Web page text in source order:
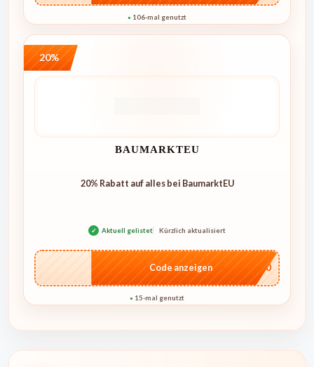
● 106-mal genutzt
20%
BAUMARKTEU
20% Rabatt auf alles bei BaumarktEU
✓ Aktuell gelistet Kürzlich aktualisiert
…W10
Code anzeigen
● 15-mal genutzt